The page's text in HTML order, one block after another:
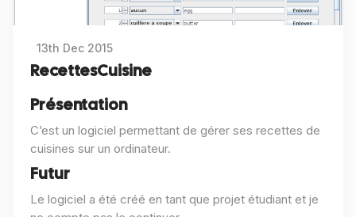
13th Dec 2015
RecettesCuisine
Présentation
C’est un logiciel permettant de gérer ses recettes de
cuisines sur un ordinateur.
Futur
Le logiciel a été créé en tant que projet étudiant et je